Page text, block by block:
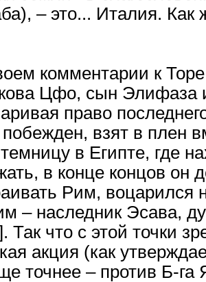
– это... Италия. Как
комментарии к
Цфо, сын Элифаза
право
взят в плен
в Египте, где
в конце концов он
Рим,
– наследник Эсава,
Так что с этой точки
акция (как
точнее – против Б-га